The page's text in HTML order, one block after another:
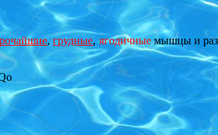
,грудные,ягодичныемышцы и